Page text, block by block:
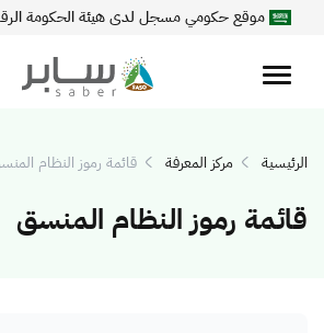
موقع حكومي مسجل لدى هيئة الحكومة
الرئيسية مركز المعرفة قائمة رموز النظام
قائمة رموز النظام المنسق